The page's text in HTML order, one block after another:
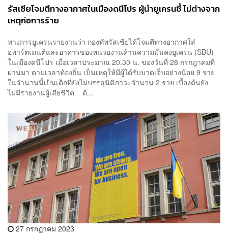
รัสเซียโจมตีทางอากาศในเมืองดนีโปร ผู้นำยูเครนชี้ ไม่ต่างจาก
เหตุก่อการร้าย
ทางการยูเครนรายงานว่า กองทัพรัสเซียได้โจมตีทางอากาศใส่
อพาร์ตเมนต์และอาคารของหน่วยงานด้านความมั่นคงยูเครน (SBU)
ในเมืองดนีโปร เมื่อเวลาประมาณ 20.30 น. ของวันที่ 28 กรกฎาคมที่
ผ่านมา ตามเวลาท้องถิ่น เป็นเหตุให้มีผู้ได้รับบาดเจ็บอย่างน้อย 9 ราย
ในจำนวนนี้เป็นเด็กที่ยังไม่บรรลุนิติภาวะจำนวน 2 ราย เบื้องต้นยัง
ไม่มีรายงานผู้เสียชีวิต ด้...
27 กรกฎาคม 2023